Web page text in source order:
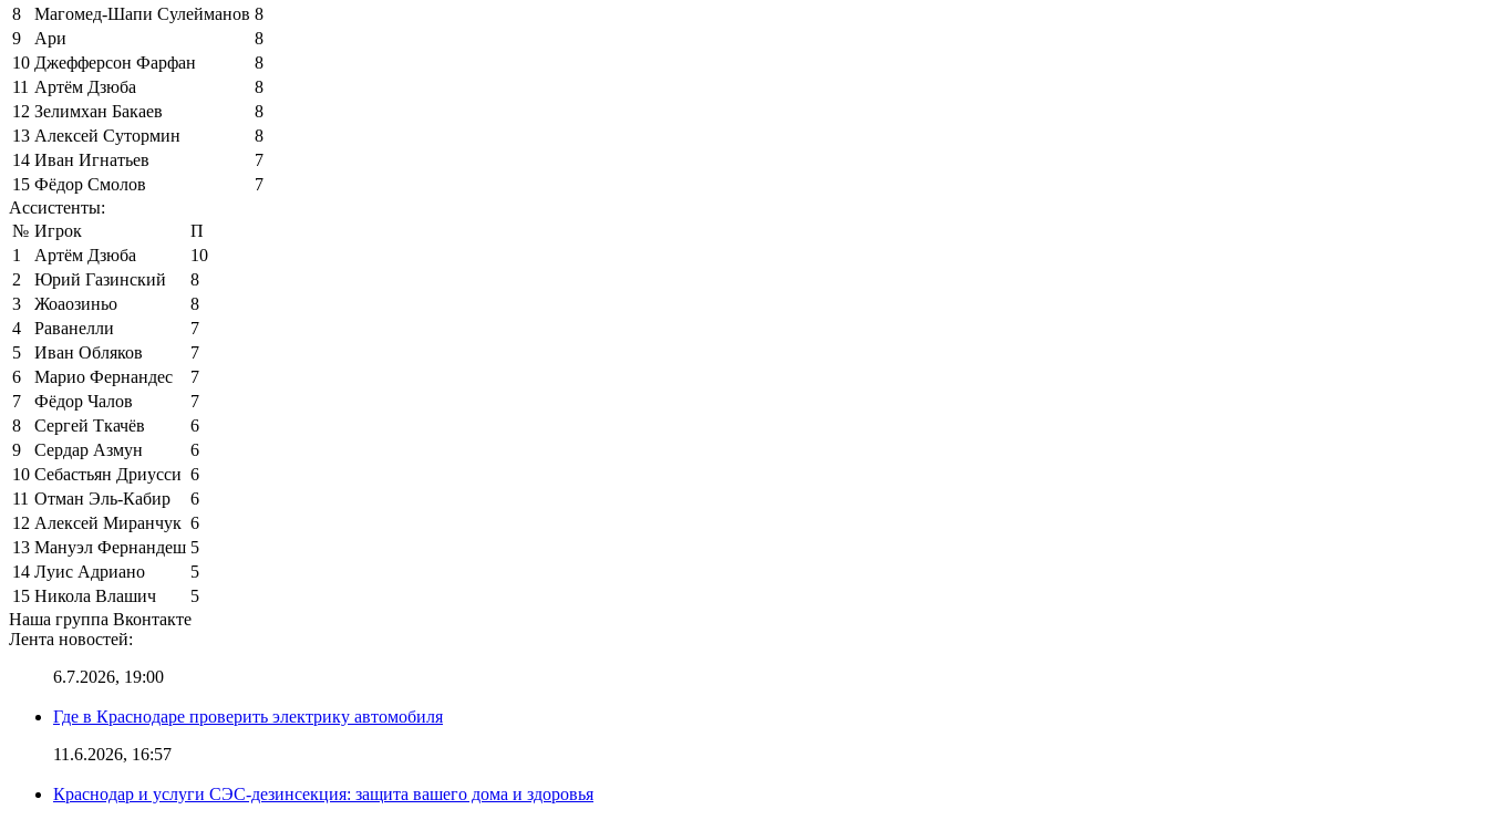
8
Магомед-Шапи Сулейманов 8
9
Ари
8
10 Джефферсон Фарфан
8
11 Артём Дзюба
8
12 Зелимхан Бакаев
8
13 Алексей Сутормин
8
14 Иван Игнатьев
7
15 Фёдор Смолов
7
Ассистенты:
№ Игрок
П
1
Артём Дзюба
10
2
Юрий Газинский
8
3
Жоаозиньо
8
4
Раванелли
7
5
Иван Обляков
7
6
Марио Фернандес
7
7
Фёдор Чалов
7
8
Сергей Ткачёв
6
9
Сердар Азмун
6
10 Себастьян Дриусси 6
11 Отман Эль-Кабир
6
12 Алексей Миранчук 6
13 Мануэл Фернандеш 5
14 Луис Адриано
5
15 Никола Влашич
5
Наша группа Вконтакте
Лента новостей:
6.7.2026, 19:00
Где в Краснодаре проверить электрику автомобиля
11.6.2026, 16:57
Краснодар и услуги СЭС-дезинсекция: защита вашего дома и здоровья